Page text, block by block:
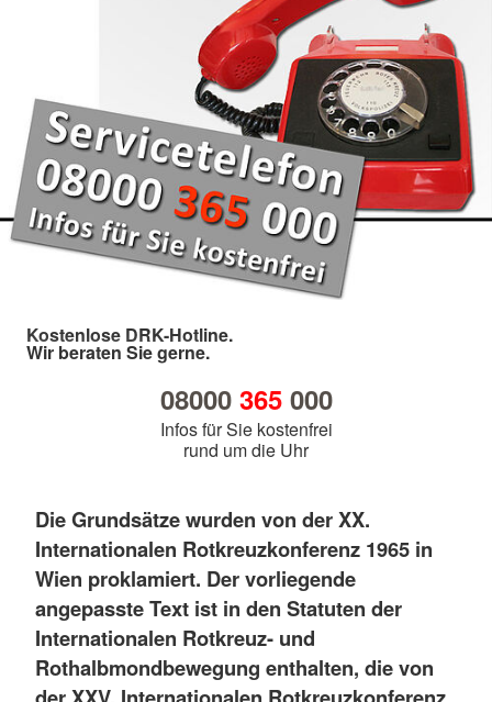
Kostenlose DRK-Hotline.
Wir beraten Sie gerne.
08000 365000
Infos für Sie kostenfrei
rund um die Uhr
Die Grundsätze wurden von der XX.
Internationalen Rotkreuzkonferenz 1965 in
Wien proklamiert. Der vorliegende
angepasste Text ist in den Statuten der
Internationalen Rotkreuz- und
Rothalbmondbewegung enthalten, die von